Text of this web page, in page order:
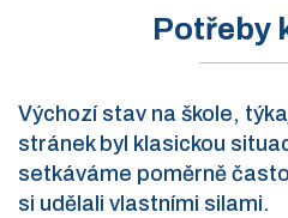
Potřeby
Výchozí stav na škole,
stránek byl klasickou
setkáváme poměrně
si udělali vlastními silami.